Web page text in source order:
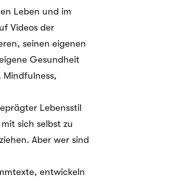
Leben und im
Videos der
seinen eigenen
Gesundheit
Lebensstil
sich selbst zu
Aber wer sind
entwickeln